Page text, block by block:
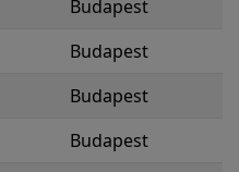
Budapest
Budapest
Budapest
Budapest